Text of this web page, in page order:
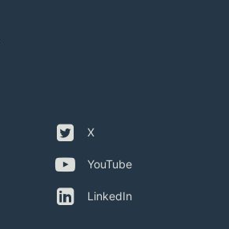
X
YouTube
LinkedIn